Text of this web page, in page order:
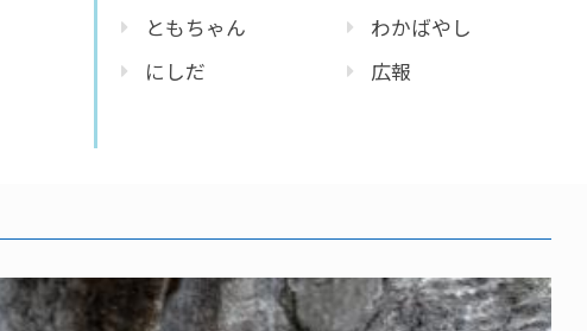
ともちゃん
にしだ
わかばやし
広報